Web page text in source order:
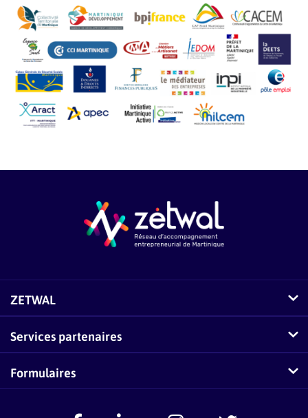
ZETWAL
Comment fonctionne Zetwal ?
Zetwal dans les médias
Services partenaires
Conseillers-Entreprises
Formulaires